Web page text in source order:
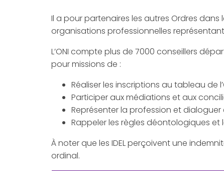
Il a pour partenaires les autres Ordres
organisations professionnelles représentant
L’ONI compte plus de 7000 conseillers
pour missions de :
Réaliser les inscriptions au tableau de
Participer aux médiations et aux
Représenter la profession et
Rappeler les règles déontologiques et
À noter que les IDEL perçoivent une
ordinal.